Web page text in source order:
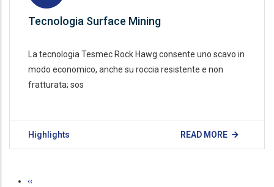
Tecnologia Surface Mining
La tecnologia Tesmec Rock Hawg consente uno scavo in
modo economico, anche su roccia resistente e non
fratturata; sos
Highlights READ MORE
Pagination
Previous
‹‹